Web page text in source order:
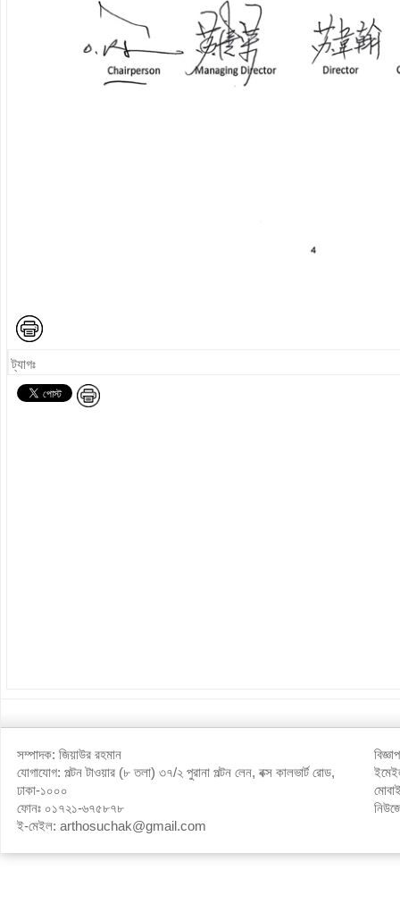
ট্যাগঃ
সম্পাদক: জিয়াউর রহমান
যোগাযোগ: পল্টন টাওয়ার (৮ তলা) ৩৭/২ পুরানা পল্টন লেন, বক্স কালভার্ট রোড,
ঢাকা-১০০০
ফোনঃ ০১৭২১-৬৭৫৮৭৮
ই-মেইল: arthosuchak@gmail.com